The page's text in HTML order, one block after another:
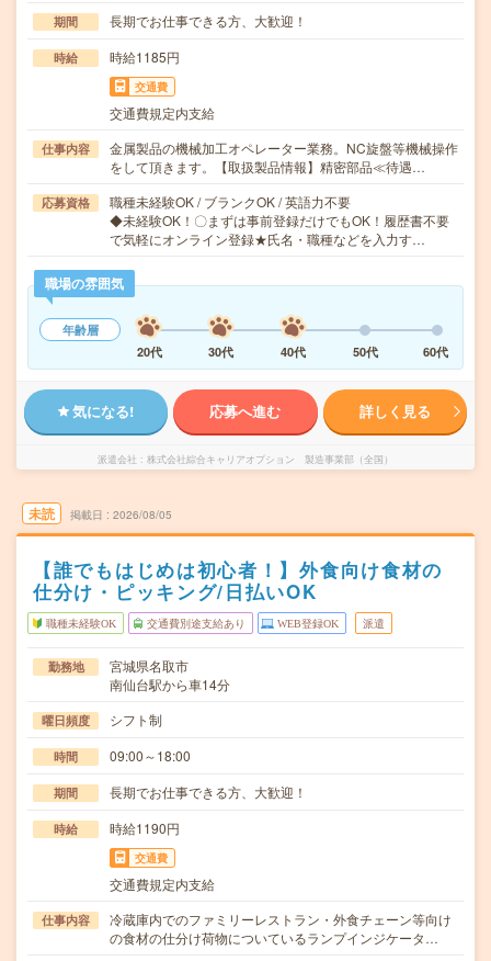
期間 長期でお仕事できる方、大歓迎！
時給 時給1185円
交通費
交通費規定内支給
仕事内容
金属製品の機械加工オペレーター業務。NC旋盤等機械操作
をして頂きます。【取扱製品情報】精密部品≪待遇…
応募資格
職種未経験OK / ブランクOK / 英語力不要
◆未経験OK！〇まずは事前登録だけでもOK！履歴書不要
で気軽にオンライン登録★氏名・職種などを入力す…
職場の雰囲気
年齢層
20代
30代 40代 50代 60代
気になる! 応募へ進む 詳しく見る
派遣会社 株式会社綜合キャリアオプション 製造事業部（全国）
未読 掲載日 2026/08/05
【誰でもはじめは初心者！】外食向け食材の
仕分け・ピッキング/日払いOK
職種未経験OK 交通費別途支給あり WEB登録OK 派遣
勤務地
宮城県名取市
南仙台駅から車14分
曜日頻度 シフト制
時間 09:00～18:00
期間 長期でお仕事できる方、大歓迎！
時給 時給1190円
交通費
交通費規定内支給
仕事内容
冷蔵庫内でのファミリーレストラン・外食チェーン等向け
の食材の仕分け荷物についているランプインジケータ…